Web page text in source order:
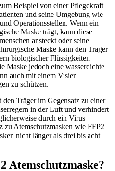
Beispiel von einer Pflegekraft
und seine Umgebung wie
Operationsstellen. Wenn ein
Maske trägt, kann diese
ansteckt oder seine
Maske kann den Träger
biologischer Flüssigkeiten
Maske jedoch eine wasserdichte
auch mit einem Visier
zu schützen.
Träger im Gegensatz zu einer
in der Luft und verhindert
durch ein Virus
zu Atemschutzmasken wie FFP2
nicht länger als drei bis acht
Atemschutzmaske?